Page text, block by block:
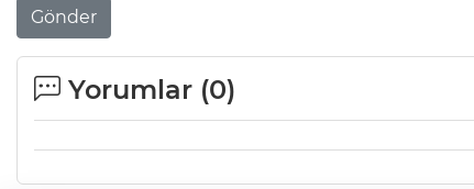
Gönder
Yorumlar (0)